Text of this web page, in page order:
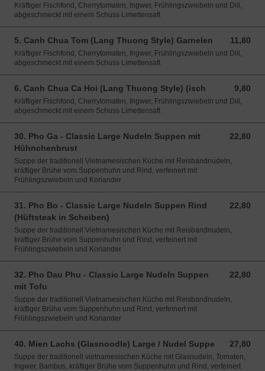
Kräftiger Fischfond, Cherrytomaten, Ingwer, Frühlingszwiebeln und Dill,
abgeschmeckt mit einem Schuss Limettensaft
5. Canh Chua Tom (Lang Thuong Style) Garnelen 11,80
11,80 EUR
Kräftiger Fischfond, Cherrytomaten, Ingwer, Frühlingszwiebeln und Dill,
abgeschmeckt mit einem Schuss Limettensaft
6. Canh Chua Ca Hoi (Lang Thuong Style) (isch 9,80
9,80 EUR
Kräftiger Fischfond, Cherrytomaten, Ingwer, Frühlingszwiebeln und Dill,
abgeschmeckt mit einem Schuss Limettensaft
30. Pho Ga - Classic Large Nudeln Suppen mit
Hühnchenbrust
22,80
22,80 EUR
Suppe der traditionell Vietnamesischen Küche mit Reisbandnudeln,
kräftiger Brühe vom Suppenhuhn und Rind, verfeinert mit
Frühlingszwiebeln und Koriander
31. Pho Bo - Classic Large Nudeln Suppen Rind
(Hüftsteak in Scheiben)
22,80
22,80 EUR
Suppe der traditionell Vietnamesischen Küche mit Reisbandnudeln,
kräftiger Brühe vom Suppenhuhn und Rind, verfeinert mit
Frühlingszwiebeln und Koriander
32. Pho Dau Phu - Classic Large Nudeln Suppen
mit Tofu
22,80
22,80 EUR
Suppe der traditionell Vietnamesischen Küche mit Reisbandnudeln,
kräftiger Brühe vom Suppenhuhn und Rind, verfeinert mit
Frühlingszwiebeln und Koriander
40. Mien Lachs (Glasnoodle) Large / Nudel Suppe 27,80
27,80 EUR
Suppe der traditionell vietnamesischen Küche mit Glasnudeln, Tomaten,
Ingwer, Bambus, kräftiger Brühe vom Suppenhuhn und Rind, verfeinert